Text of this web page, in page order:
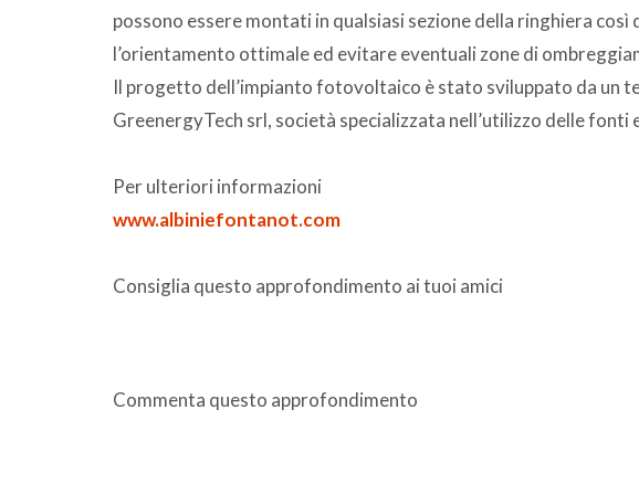
possono essere montati in qualsiasi sezione della ringhiera
l’orientamento ottimale ed evitare eventuali zone di
Il progetto dell’impianto fotovoltaico è stato sviluppato da un
GreenergyTech srl, società specializzata nell’utilizzo delle fonti
Per ulteriori informazioni
www.albiniefontanot.com
Consiglia questo approfondimento ai tuoi amici
Commenta questo approfondimento